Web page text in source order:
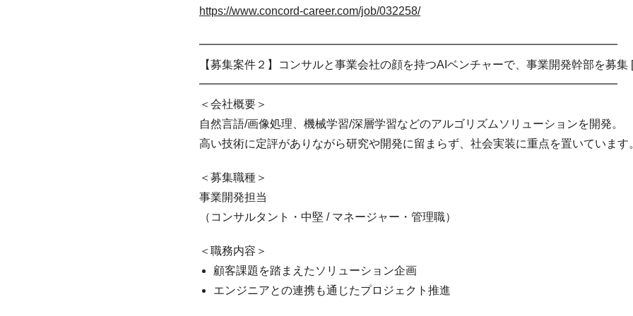
https://www.concord-career.com/job/032258/
━━━━━━━━━━━━━━━━━━━━━━━━━━━━━━━━━━━━━
【募集案件２】コンサルと事業会社の顔を持つAIベンチャーで、事業開発幹部を募集
━━━━━━━━━━━━━━━━━━━━━━━━━━━━━━━━━━━━━
＜会社概要＞
自然言語/画像処理、機械学習/深層学習などのアルゴリズムソリューションを開発。
高い技術に定評がありながら研究や開発に留まらず、社会実装に重点を置いています
＜募集職種＞
事業開発担当
（コンサルタント・中堅 / マネージャー・管理職）
＜職務内容＞
顧客課題を踏まえたソリューション企画
エンジニアとの連携も通じたプロジェクト推進